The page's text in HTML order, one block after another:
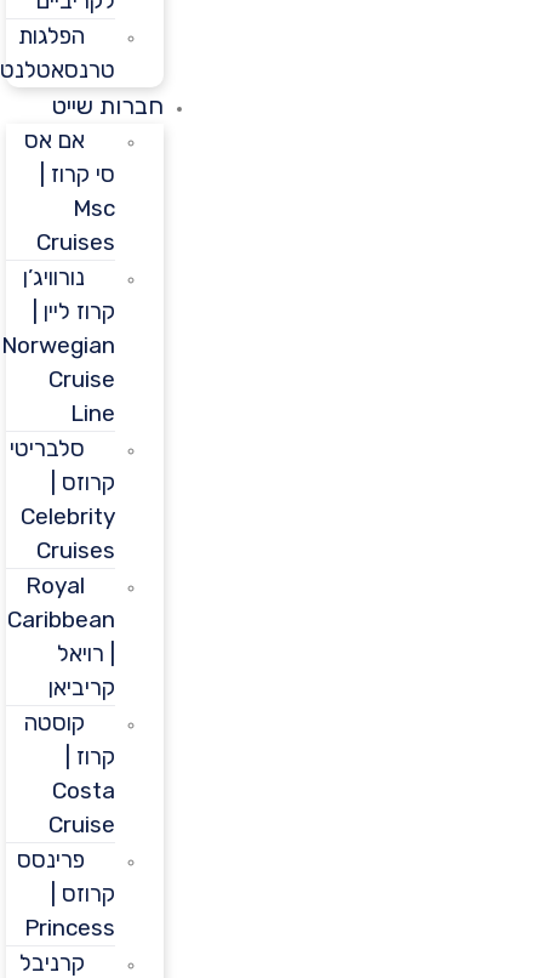
הפלגות
טרנסאטלנטיות
חברות שייט
אם אס
סי קרוז |
Cruises
נורוויג’ן
קרוז ליין |
Norwegian
Cruise
סלבריטי
קרוזס |
Celebrity
Cruises
Royal
Caribbean
קריביאן
קוסטה
Costa
Cruise
פרינסס
קרוזס |
Princess
קרניבל